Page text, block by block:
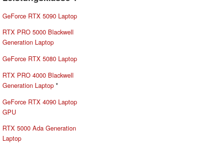
GeForce RTX 5090 Laptop
RTX PRO 5000 Blackwell
Generation Laptop
GeForce RTX 5080 Laptop
RTX PRO 4000 Blackwell
Generation Laptop *
GeForce RTX 4090 Laptop
GPU
RTX 5000 Ada Generation
Laptop